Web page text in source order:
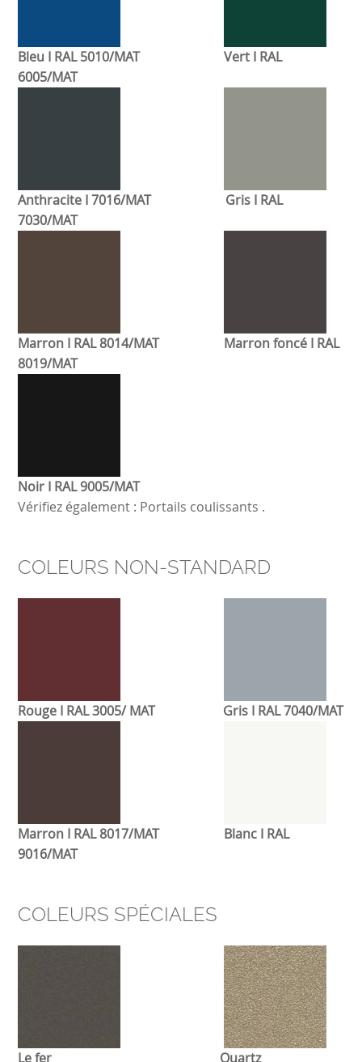
Bleu I RAL 5010/MATVert I RAL
6005/MAT
Anthracite I 7016/MATGris I RAL
7030/MAT
Marron I RAL 8014/MATMarron foncé I RAL
8019/MAT
Noir I RAL 9005/MAT
Vérifiez également : Portails coulissants .
COLEURS NON-STANDARD
Rouge I RAL 3005/ MAT Gris I RAL 7040/MAT
Marron I RAL 8017/MAT Blanc I RAL
9016/MAT
COLEURS SPÉCIALES
Le fer Quartz